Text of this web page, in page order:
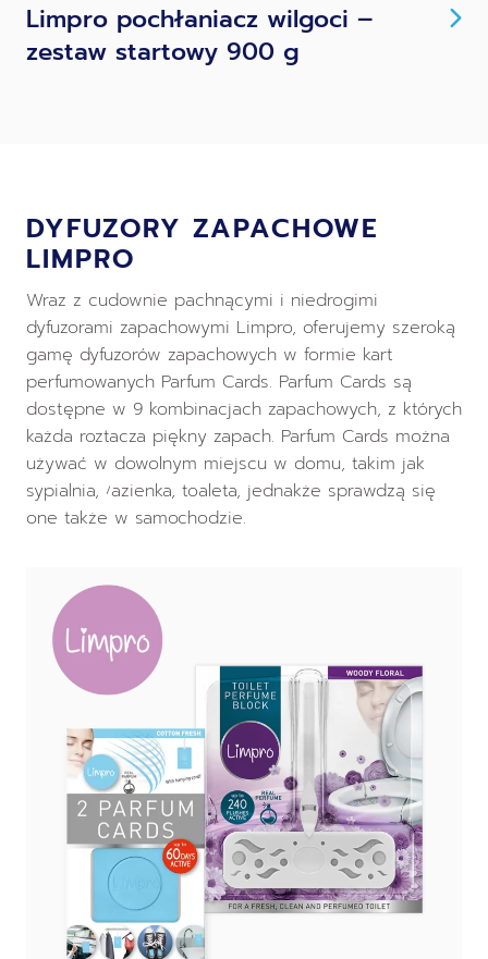
Limpro pochłaniacz wilgoci –
zestaw startowy 900 g
DYFUZORY ZAPACHOWE
LIMPRO
Wraz z cudownie pachnącymi i niedrogimi
dyfuzorami zapachowymi Limpro, oferujemy szeroką
gamę dyfuzorów zapachowych w formie kart
perfumowanych Parfum Cards. Parfum Cards są
dostępne w 9 kombinacjach zapachowych, z których
każda roztacza piękny zapach. Parfum Cards można
używać w dowolnym miejscu w domu, takim jak
sypialnia, łazienka, toaleta, jednakże sprawdzą się
one także w samochodzie.